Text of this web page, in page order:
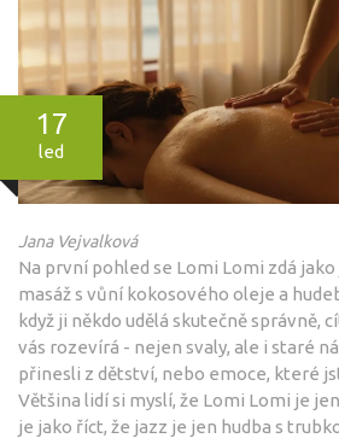
17
led
Jana Vejvalková
Na první pohled se Lomi Lomi zdá
masáž s vůní kokosového oleje a
když ji někdo udělá skutečně správně,
vás rozevírá - nejen svaly, ale i staré
přinesli z dětství, nebo emoce, které
Většina lidí si myslí, že Lomi Lomi je
je jako říct, že jazz je jen hudba s